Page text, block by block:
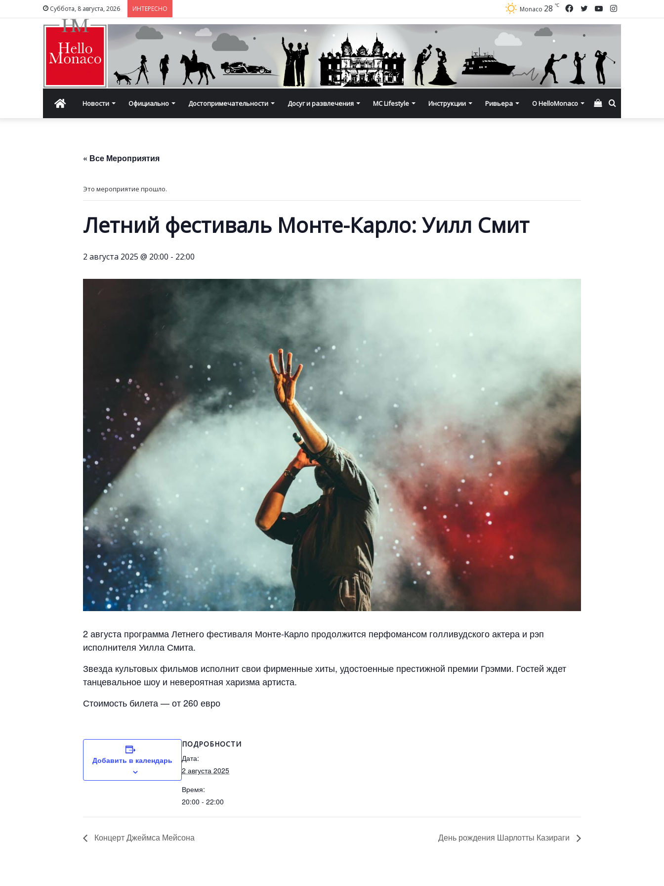
Суббота, 8 августа, 2026 ИНТЕРЕСНО Instagram
YouTube
Twitter
Facebook
Monaco 28 ℃
ГлавнаяНовости Официально Достопримечательности Досуг и развлечения MC Lifestyle Инструкции Ривьера О HelloMonaco Смотреть
« Все Мероприятия
Это мероприятие прошло.
Летний фестиваль Монте-Карло: Уилл Смит
2 августа 2025 @ 20:00 - 22:00
2 августа программа Летнего фестиваля Монте-Карло продолжится перфомансом голливудского актера и рэп
исполнителя Уилла Смита.
Звезда культовых фильмов исполнит свои фирменные хиты, удостоенные престижной премии Грэмми. Гостей ждет
танцевальное шоу и невероятная харизма артиста.
Стоимость билета — от 260 евро
Добавить в календарь
ПОДРОБНОСТИ
Дата:
2 августа 2025
Время:
20:00 - 22:00
Концерт Джеймса Мейсона День рождения Шарлотты Казираги